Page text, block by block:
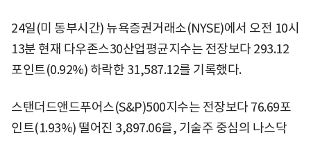
24일(미 동부시간) 뉴욕증권거래소(NYSE)에서 오전 10시
13분 현재 다우존스30산업평균지수는 전장보다 293.12
포인트(0.92%) 하락한 31,587.12를 기록했다.
스탠더드앤드푸어스(S&P)500지수는 전장보다 76.69포
인트(1.93%) 떨어진 3,897.06을, 기술주 중심의 나스닥